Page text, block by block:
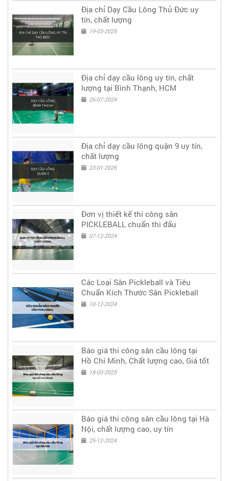
Địa chỉ Dạy Cầu Lông Thủ Đức uy
tín, chất lượng
19-03-2025
Địa chỉ dạy cầu lông uy tín, chất
lượng tại Bình Thạnh, HCM
26-07-2024
Địa chỉ dạy cầu lông quận 9 uy tín,
chất lượng
23-01-2026
Đơn vị thiết kế thi công sân
PICKLEBALL chuẩn thi đấu
07-12-2024
Các Loại Sân Pickleball và Tiêu
Chuẩn Kích Thước Sân Pickleball
10-12-2024
Báo giá thi công sân cầu lông tại
Hồ Chí Minh, Chất lượng cao, Giá tốt
18-03-2025
Báo giá thi công sân cầu lông tại Hà
Nội, chất lượng cao, uy tín
25-12-2024